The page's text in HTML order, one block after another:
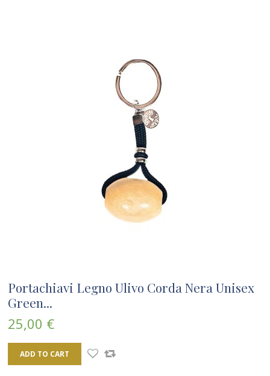
Portachiavi Legno Ulivo Corda Nera Unisex
Green...
25,00 €
ADD TO CART